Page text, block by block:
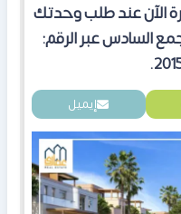
الآن عند طلب وحدتك
السادس عبر الرقم:
إيميل